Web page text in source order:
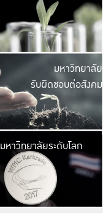
มีพื้นที่เขียวสดใส
เป็นป่าในเมือง เกษต
มหาวิ
ค
เปิดประ
และพบเรื่องราวใ
มหาวิทยาลัย
รับผิดชอบต่อสังคม
มหาวิ
เปลี่ยนแปลง แล
เพื่อทำง
ระบบสารสนเทศ
มหาวิทยาลัยระดับโลก